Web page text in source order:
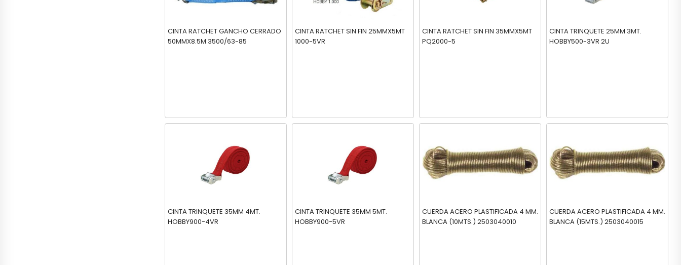
CINTA RATCHET GANCHO CERRADO
50MMX8.5M 3500/63-85
CINTA RATCHET SIN FIN 25MMX5MT
1000-5VR
CINTA RATCHET SIN FIN 35MMX5MT
PQ2000-5
CINTA TRINQUETE 25MM 3MT.
HOBBY500-3VR 2U
CINTA TRINQUETE 35MM 4MT.
HOBBY900-4VR
CINTA TRINQUETE 35MM 5MT.
HOBBY900-5VR
CUERDA ACERO PLASTIFICADA 4 MM.
BLANCA (10MTS.) 2503040010
CUERDA ACERO PLASTIFICADA 4 MM.
BLANCA (15MTS.) 2503040015